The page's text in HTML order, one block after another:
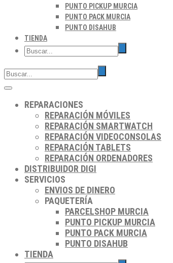
PUNTO PICKUP MURCIA
PUNTO PACK MURCIA
PUNTO DISAHUB
TIENDA
REPARACIONES
REPARACIÓN MÓVILES
REPARACIÓN SMARTWATCH
REPARACIÓN VIDEOCONSOLAS
REPARACIÓN TABLETS
REPARACIÓN ORDENADORES
DISTRIBUIDOR DIGI
SERVICIOS
ENVIOS DE DINERO
PAQUETERÍA
PARCELSHOP MURCIA
PUNTO PICKUP MURCIA
PUNTO PACK MURCIA
PUNTO DISAHUB
TIENDA